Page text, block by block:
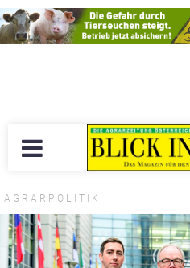
AGRARPOLITIK